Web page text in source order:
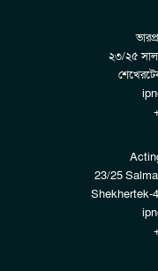
২৩/২৫
23/25
Shekhertek-